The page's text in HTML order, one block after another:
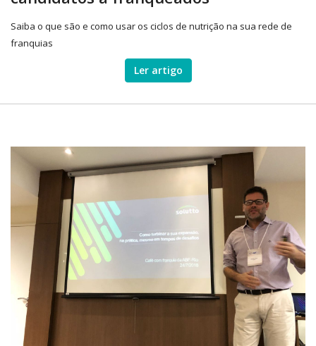
Saiba o que são e como usar os ciclos de nutrição na sua rede de
franquias
Ler artigo